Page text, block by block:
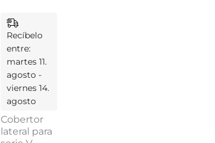
Recíbelo
entre:
martes 11.
agosto -
viernes 14.
agosto
Cobertor
lateral para